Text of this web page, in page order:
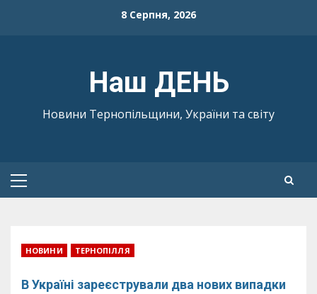
8 Серпня, 2026
Наш ДЕНЬ
Новини Тернопільщини, України та світу
Primary
НОВИНИ ТЕРНОПІЛЛЯ
В Україні зареєстрували два нових випадки